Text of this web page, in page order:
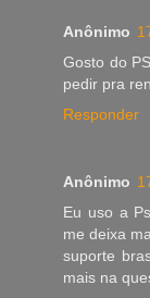
Anônimo
Gosto do
pedir pra
Responder
Anônimo
Eu uso a
me deixa
suporte
mais na